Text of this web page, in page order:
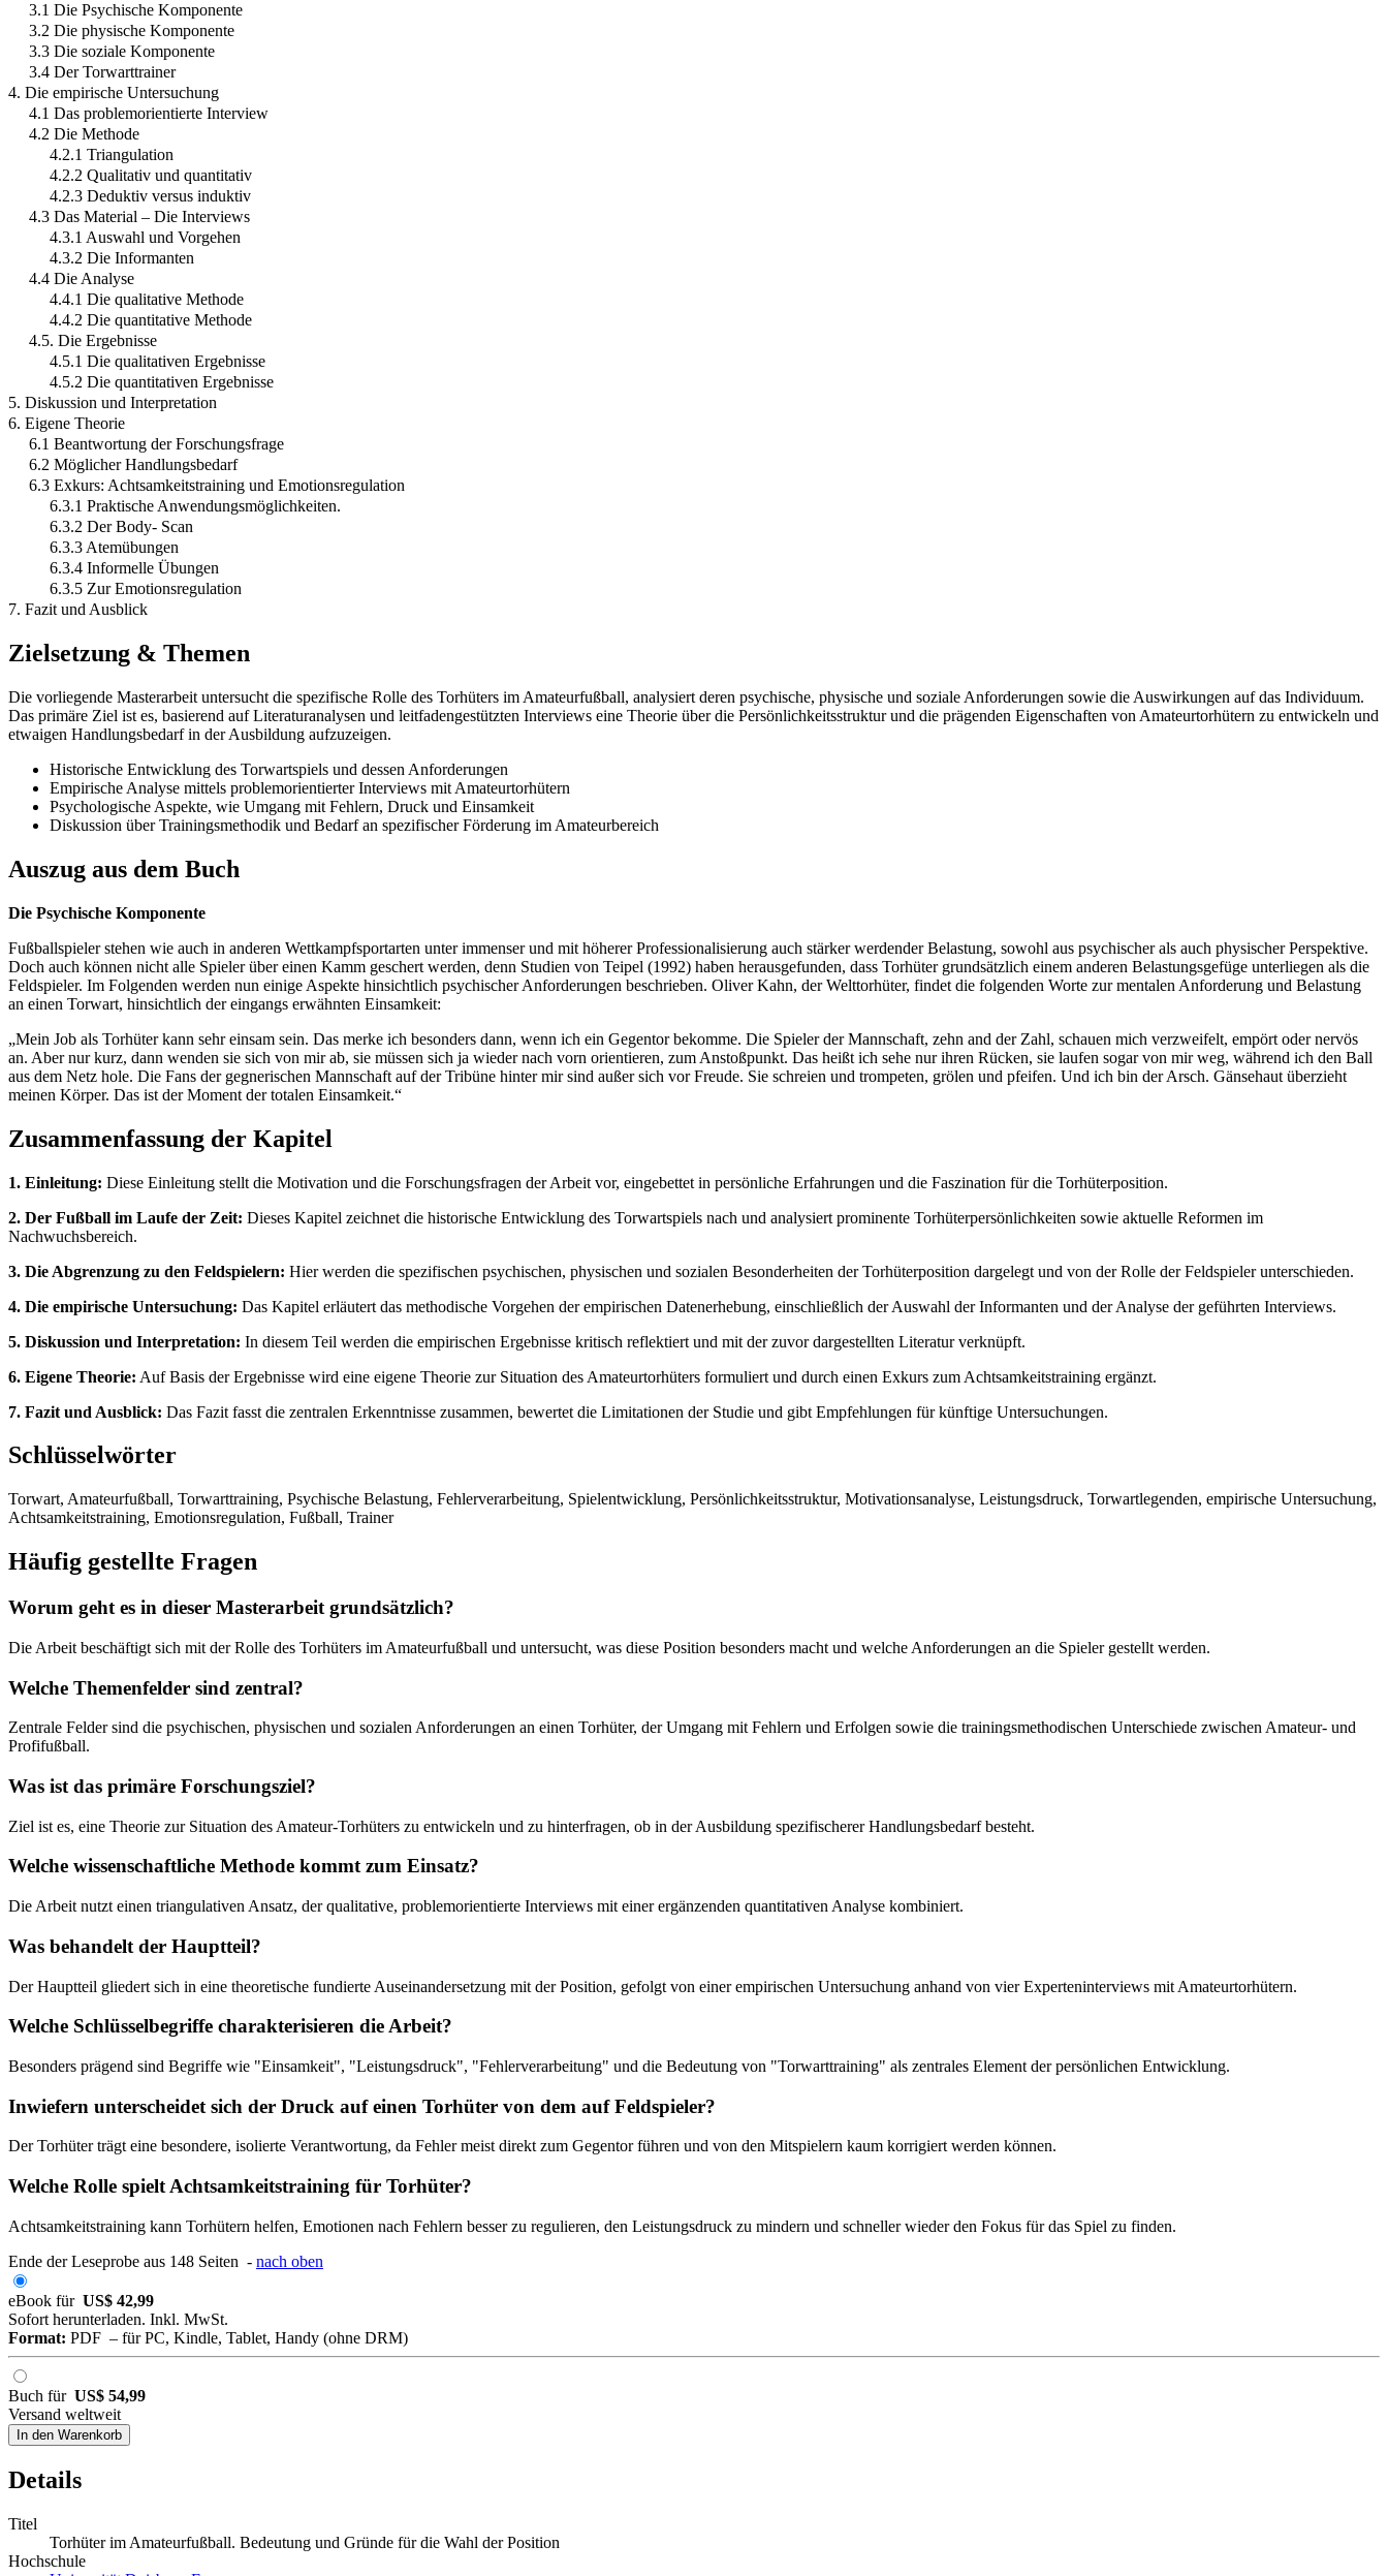
3.1 Die Psychische Komponente
3.2 Die physische Komponente
3.3 Die soziale Komponente
3.4 Der Torwarttrainer
4. Die empirische Untersuchung
4.1 Das problemorientierte Interview
4.2 Die Methode
4.2.1 Triangulation
4.2.2 Qualitativ und quantitativ
4.2.3 Deduktiv versus induktiv
4.3 Das Material – Die Interviews
4.3.1 Auswahl und Vorgehen
4.3.2 Die Informanten
4.4 Die Analyse
4.4.1 Die qualitative Methode
4.4.2 Die quantitative Methode
4.5. Die Ergebnisse
4.5.1 Die qualitativen Ergebnisse
4.5.2 Die quantitativen Ergebnisse
5. Diskussion und Interpretation
6. Eigene Theorie
6.1 Beantwortung der Forschungsfrage
6.2 Möglicher Handlungsbedarf
6.3 Exkurs: Achtsamkeitstraining und Emotionsregulation
6.3.1 Praktische Anwendungsmöglichkeiten.
6.3.2 Der Body- Scan
6.3.3 Atemübungen
6.3.4 Informelle Übungen
6.3.5 Zur Emotionsregulation
7. Fazit und Ausblick
Zielsetzung & Themen
Die vorliegende Masterarbeit untersucht die spezifische Rolle des Torhüters im Amateurfußball, analysiert deren psychische, physische und soziale Anforderungen sowie die Auswirkungen auf das Individuum.
Das primäre Ziel ist es, basierend auf Literaturanalysen und leitfadengestützten Interviews eine Theorie über die Persönlichkeitsstruktur und die prägenden Eigenschaften von Amateurtorhütern zu entwickeln und
etwaigen Handlungsbedarf in der Ausbildung aufzuzeigen.
Historische Entwicklung des Torwartspiels und dessen Anforderungen
Empirische Analyse mittels problemorientierter Interviews mit Amateurtorhütern
Psychologische Aspekte, wie Umgang mit Fehlern, Druck und Einsamkeit
Diskussion über Trainingsmethodik und Bedarf an spezifischer Förderung im Amateurbereich
Auszug aus dem Buch
Die Psychische Komponente
Fußballspieler stehen wie auch in anderen Wettkampfsportarten unter immenser und mit höherer Professionalisierung auch stärker werdender Belastung, sowohl aus psychischer als auch physischer Perspektive.
Doch auch können nicht alle Spieler über einen Kamm geschert werden, denn Studien von Teipel (1992) haben herausgefunden, dass Torhüter grundsätzlich einem anderen Belastungsgefüge unterliegen als die
Feldspieler. Im Folgenden werden nun einige Aspekte hinsichtlich psychischer Anforderungen beschrieben. Oliver Kahn, der Welttorhüter, findet die folgenden Worte zur mentalen Anforderung und Belastung
an einen Torwart, hinsichtlich der eingangs erwähnten Einsamkeit:
„Mein Job als Torhüter kann sehr einsam sein. Das merke ich besonders dann, wenn ich ein Gegentor bekomme. Die Spieler der Mannschaft, zehn and der Zahl, schauen mich verzweifelt, empört oder nervös
an. Aber nur kurz, dann wenden sie sich von mir ab, sie müssen sich ja wieder nach vorn orientieren, zum Anstoßpunkt. Das heißt ich sehe nur ihren Rücken, sie laufen sogar von mir weg, während ich den Ball
aus dem Netz hole. Die Fans der gegnerischen Mannschaft auf der Tribüne hinter mir sind außer sich vor Freude. Sie schreien und trompeten, grölen und pfeifen. Und ich bin der Arsch. Gänsehaut überzieht
meinen Körper. Das ist der Moment der totalen Einsamkeit.“
Zusammenfassung der Kapitel
1. Einleitung: Diese Einleitung stellt die Motivation und die Forschungsfragen der Arbeit vor, eingebettet in persönliche Erfahrungen und die Faszination für die Torhüterposition.
2. Der Fußball im Laufe der Zeit: Dieses Kapitel zeichnet die historische Entwicklung des Torwartspiels nach und analysiert prominente Torhüterpersönlichkeiten sowie aktuelle Reformen im
Nachwuchsbereich.
3. Die Abgrenzung zu den Feldspielern: Hier werden die spezifischen psychischen, physischen und sozialen Besonderheiten der Torhüterposition dargelegt und von der Rolle der Feldspieler unterschieden.
4. Die empirische Untersuchung: Das Kapitel erläutert das methodische Vorgehen der empirischen Datenerhebung, einschließlich der Auswahl der Informanten und der Analyse der geführten Interviews.
5. Diskussion und Interpretation: In diesem Teil werden die empirischen Ergebnisse kritisch reflektiert und mit der zuvor dargestellten Literatur verknüpft.
6. Eigene Theorie: Auf Basis der Ergebnisse wird eine eigene Theorie zur Situation des Amateurtorhüters formuliert und durch einen Exkurs zum Achtsamkeitstraining ergänzt.
7. Fazit und Ausblick: Das Fazit fasst die zentralen Erkenntnisse zusammen, bewertet die Limitationen der Studie und gibt Empfehlungen für künftige Untersuchungen.
Schlüsselwörter
Torwart, Amateurfußball, Torwarttraining, Psychische Belastung, Fehlerverarbeitung, Spielentwicklung, Persönlichkeitsstruktur, Motivationsanalyse, Leistungsdruck, Torwartlegenden, empirische Untersuchung,
Achtsamkeitstraining, Emotionsregulation, Fußball, Trainer
Häufig gestellte Fragen
Worum geht es in dieser Masterarbeit grundsätzlich?
Die Arbeit beschäftigt sich mit der Rolle des Torhüters im Amateurfußball und untersucht, was diese Position besonders macht und welche Anforderungen an die Spieler gestellt werden.
Welche Themenfelder sind zentral?
Zentrale Felder sind die psychischen, physischen und sozialen Anforderungen an einen Torhüter, der Umgang mit Fehlern und Erfolgen sowie die trainingsmethodischen Unterschiede zwischen Amateur- und
Profifußball.
Was ist das primäre Forschungsziel?
Ziel ist es, eine Theorie zur Situation des Amateur-Torhüters zu entwickeln und zu hinterfragen, ob in der Ausbildung spezifischerer Handlungsbedarf besteht.
Welche wissenschaftliche Methode kommt zum Einsatz?
Die Arbeit nutzt einen triangulativen Ansatz, der qualitative, problemorientierte Interviews mit einer ergänzenden quantitativen Analyse kombiniert.
Was behandelt der Hauptteil?
Der Hauptteil gliedert sich in eine theoretische fundierte Auseinandersetzung mit der Position, gefolgt von einer empirischen Untersuchung anhand von vier Experteninterviews mit Amateurtorhütern.
Welche Schlüsselbegriffe charakterisieren die Arbeit?
Besonders prägend sind Begriffe wie "Einsamkeit", "Leistungsdruck", "Fehlerverarbeitung" und die Bedeutung von "Torwarttraining" als zentrales Element der persönlichen Entwicklung.
Inwiefern unterscheidet sich der Druck auf einen Torhüter von dem auf Feldspieler?
Der Torhüter trägt eine besondere, isolierte Verantwortung, da Fehler meist direkt zum Gegentor führen und von den Mitspielern kaum korrigiert werden können.
Welche Rolle spielt Achtsamkeitstraining für Torhüter?
Achtsamkeitstraining kann Torhütern helfen, Emotionen nach Fehlern besser zu regulieren, den Leistungsdruck zu mindern und schneller wieder den Fokus für das Spiel zu finden.
Ende der Leseprobe aus 148 Seiten - nach oben
eBook für US$ 42,99
Sofort herunterladen. Inkl. MwSt.
Format: PDF – für PC, Kindle, Tablet, Handy (ohne DRM)
Buch für US$ 54,99
Versand weltweit
In den Warenkorb
Details
Titel
Torhüter im Amateurfußball. Bedeutung und Gründe für die Wahl der Position
Hochschule